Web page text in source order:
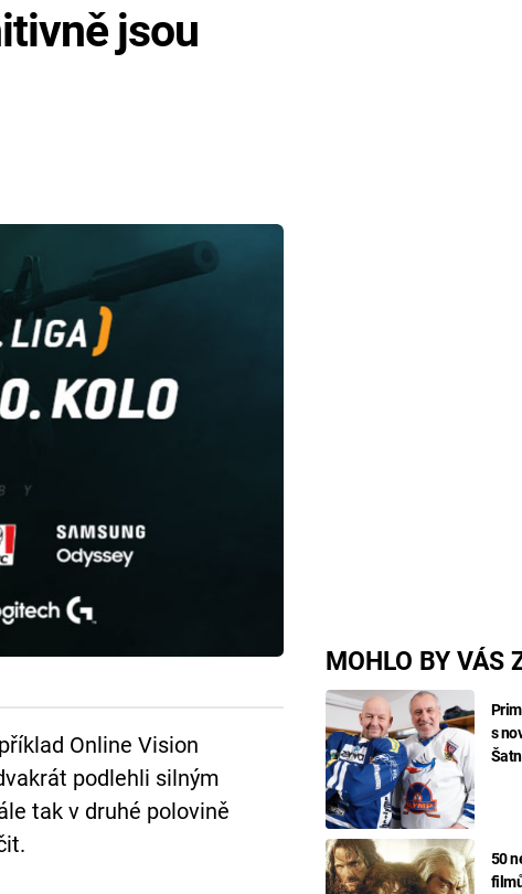
MOHLO BY VÁS
s
50
jsou
Online Vision
podlehli silným
tak v druhé polovině